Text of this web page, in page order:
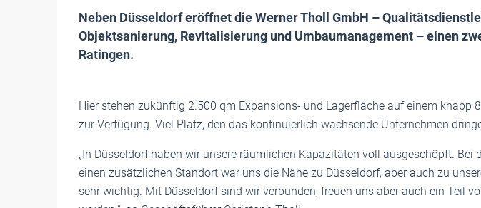
Neben Düsseldorf eröffnet die Werner Tholl GmbH –
Objektsanierung, Revitalisierung und Umbaumanagement – einen
Ratingen.
Hier stehen zukünftig 2.500 qm Expansions- und Lagerfläche auf einem knapp
zur Verfügung. Viel Platz, den das kontinuierlich wachsende Unternehmen
„In Düsseldorf haben wir unsere räumlichen Kapazitäten voll ausgeschöpft. Bei
einen zusätzlichen Standort war uns die Nähe zu Düsseldorf, aber auch zu
sehr wichtig. Mit Düsseldorf sind wir verbunden, freuen uns aber auch ein Teil